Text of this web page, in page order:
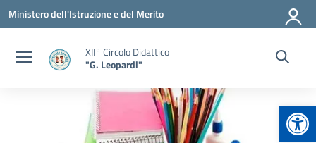
Vai ai contenuti
Vai al menu di navigazione
Vai al footer
Ministero dell'Istruzione e del Merito
XII° Circolo Didattico
"G. Leopardi"